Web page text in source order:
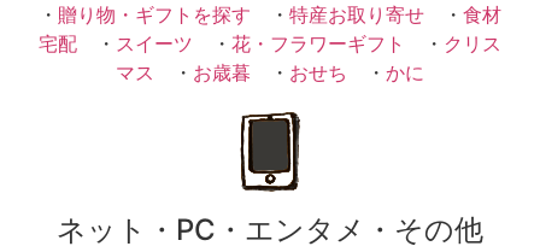
・ 贈り物・ギフトを探す ・ 特産お取り寄せ ・ 食材
宅配 ・ スイーツ ・ 花・フラワーギフト ・ クリス
マス ・ お歳暮 ・ おせち ・ かに
ネット・PC・エンタメ・その他